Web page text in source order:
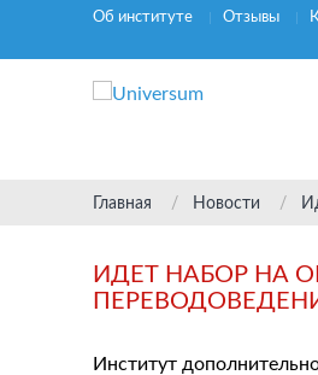
Об институте Отзывы
Главная Новости
ИДЕТ НАБОР НА
Институт